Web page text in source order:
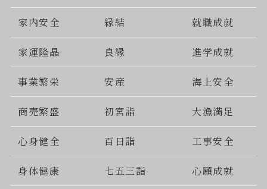
家内安全 縁結 就職成就
家運隆晶 良縁 進学成就
事業繁栄 安産 海上安全
商売繁盛 初宮詣 大漁満足
心身健全 百日詣 工事安全
身体健康 七五三詣 心願成就